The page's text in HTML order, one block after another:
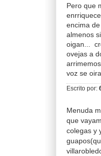
Pero que
encima
almenos
oigan...
ovejas a
voz se
Escrito por:
Menuda
que
colegas y